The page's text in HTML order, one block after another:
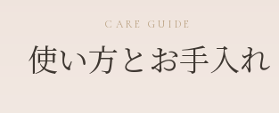
CARE GUIDE
使い方とお手入れ